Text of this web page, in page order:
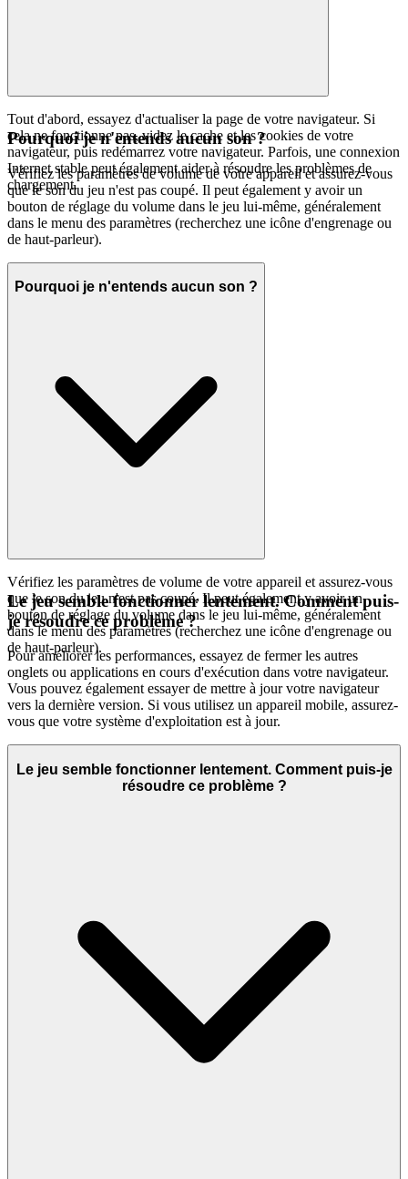
Tout d'abord, essayez d'actualiser la page de votre navigateur. Si
cela ne fonctionne pas, videz le cache et les cookies de votre
navigateur, puis redémarrez votre navigateur. Parfois, une connexion
Internet stable peut également aider à résoudre les problèmes de
chargement.
Pourquoi je n'entends aucun son ?
Vérifiez les paramètres de volume de votre appareil et assurez-vous
que le son du jeu n'est pas coupé. Il peut également y avoir un
bouton de réglage du volume dans le jeu lui-même, généralement
dans le menu des paramètres (recherchez une icône d'engrenage ou
de haut-parleur).
Pourquoi je n'entends aucun son ?
Vérifiez les paramètres de volume de votre appareil et assurez-vous
que le son du jeu n'est pas coupé. Il peut également y avoir un
bouton de réglage du volume dans le jeu lui-même, généralement
dans le menu des paramètres (recherchez une icône d'engrenage ou
de haut-parleur).
Le jeu semble fonctionner lentement. Comment puis-
je résoudre ce problème ?
Pour améliorer les performances, essayez de fermer les autres
onglets ou applications en cours d'exécution dans votre navigateur.
Vous pouvez également essayer de mettre à jour votre navigateur
vers la dernière version. Si vous utilisez un appareil mobile, assurez-
vous que votre système d'exploitation est à jour.
Le jeu semble fonctionner lentement. Comment puis-je
résoudre ce problème ?